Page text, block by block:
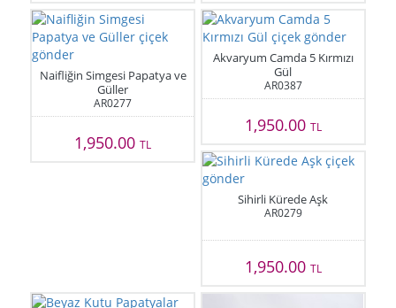
Naifliğin Simgesi Papatya ve
Güller
AR0277
1,950.00TL
Akvaryum Camda 5 Kırmızı
Gül
AR0387
1,950.00 TL
Sihirli Kürede Aşk
AR0279
1,950.00 TL